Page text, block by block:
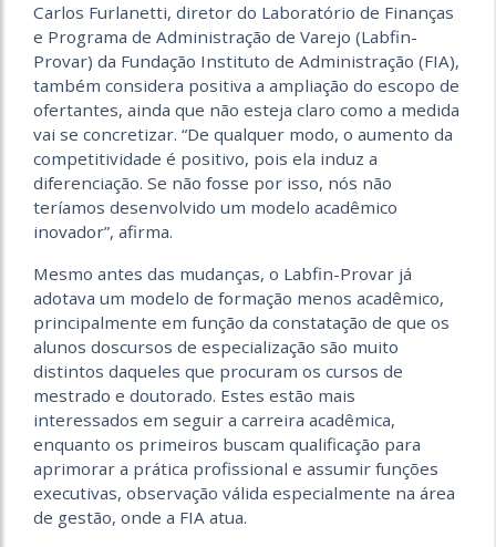
Carlos Furlanetti, diretor do Laboratório de Finanças
e Programa de Administração de Varejo (Labfin-
Provar) da Fundação Instituto de Administração (FIA),
também considera positiva a ampliação do escopo de
ofertantes, ainda que não esteja claro como a medida
vai se concretizar. “De qualquer modo, o aumento da
competitividade é positivo, pois ela induz a
diferenciação. Se não fosse por isso, nós não
teríamos desenvolvido um modelo acadêmico
inovador”, afirma.
Mesmo antes das mudanças, o Labfin-Provar já
adotava um modelo de formação menos acadêmico,
principalmente em função da constatação de que os
alunos doscursos de especialização são muito
distintos daqueles que procuram os cursos de
mestrado e doutorado. Estes estão mais
interessados em seguir a carreira acadêmica,
enquanto os primeiros buscam qualificação para
aprimorar a prática profissional e assumir funções
executivas, observação válida especialmente na área
de gestão, onde a FIA atua.